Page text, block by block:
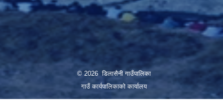
© 2026 डिलासैनी गाउँपालिका
गाउँ कार्यपालिकाको कार्यालय